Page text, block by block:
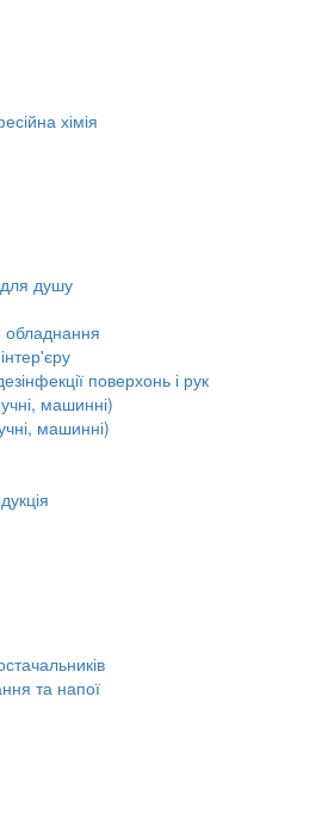
хімія
душу
обладнання
поверхонь і рук
машинні)
машинні)
та напої